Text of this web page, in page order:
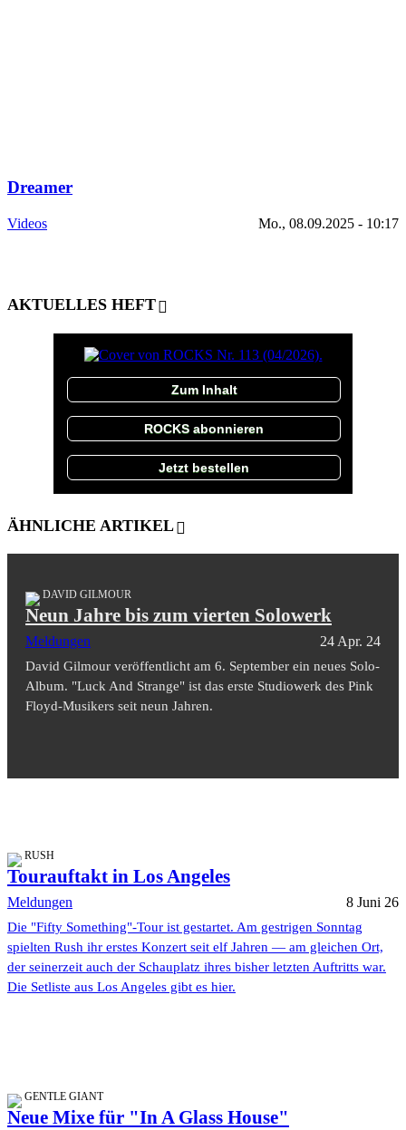
Dreamer
Videos Mo., 08.09.2025 - 10:17
AKTUELLES HEFT
Zum Inhalt
ROCKS abonnieren
Jetzt bestellen
ÄHNLICHE ARTIKEL
DAVID GILMOUR
Neun Jahre bis zum vierten Solowerk
Meldungen 24 Apr. 24
David Gilmour veröffentlicht am 6. September ein neues Solo-
Album. "Luck And Strange" ist das erste Studiowerk des Pink
Floyd-Musikers seit neun Jahren.
RUSH
Tourauftakt in Los Angeles
Meldungen 8 Juni 26
Die "Fifty Something"-Tour ist gestartet. Am gestrigen Sonntag
spielten Rush ihr erstes Konzert seit elf Jahren — am gleichen Ort,
der seinerzeit auch der Schauplatz ihres bisher letzten Auftritts war.
Die Setliste aus Los Angeles gibt es hier.
GENTLE GIANT
Neue Mixe für "In A Glass House"